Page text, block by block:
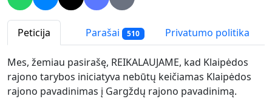
Peticija Parašai 510 Privatumo politika
Mes, žemiau pasirašę, REIKALAUJAME, kad Klaipėdos
rajono tarybos iniciatyva nebūtų keičiamas Klaipėdos
rajono pavadinimas į Gargždų rajono pavadinimą.